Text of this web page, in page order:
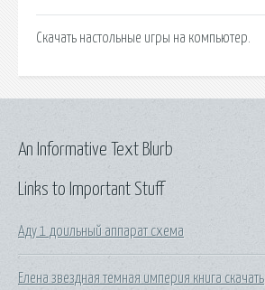
Скачать настольные игры на компьютер.
Links to Important Stuff
Аду 1 доильный аппарат схема
Елена звездная темная империя книга скачать
An Informative Text Blurb